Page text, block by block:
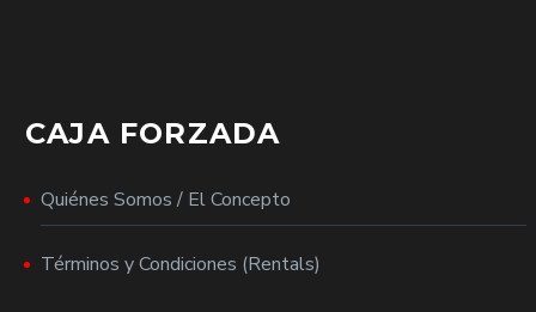
CAJA FORZADA
Quiénes Somos / El Concepto
Términos y Condiciones (Rentals)